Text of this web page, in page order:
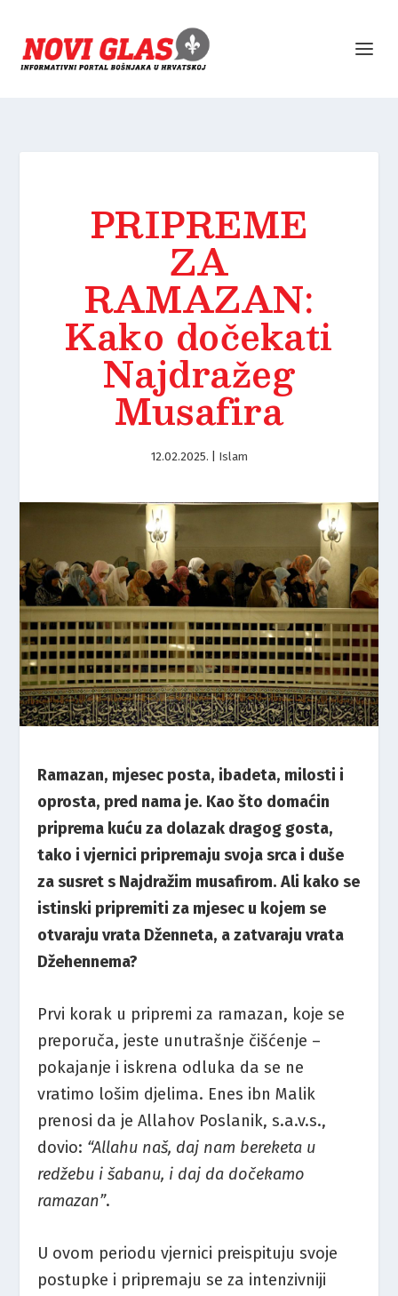
PRIPREME
ZA
RAMAZAN:
Kako dočekati
Najdražeg
Musafira
12.02.2025. Islam
Ramazan, mjesec posta, ibadeta, milosti i
oprosta, pred nama je. Kao što domaćin
priprema kuću za dolazak dragog gosta,
tako i vjernici pripremaju svoja srca i duše
za susret s Najdražim musafirom. Ali kako se
istinski pripremiti za mjesec u kojem se
otvaraju vrata Dženneta, a zatvaraju vrata
Džehennema​?
Prvi korak u pripremi za ramazan, koje se
preporuča, jeste unutrašnje čišćenje –
pokajanje i iskrena odluka da se ne
vratimo lošim djelima. Enes ibn Malik
prenosi da je Allahov Poslanik, s.a.v.s.,
dovio: “Allahu naš, daj nam bereketa u
redžebu i šabanu, i daj da dočekamo
ramazan”​.
U ovom periodu vjernici preispituju svoje
postupke i pripremaju se za intenzivniji